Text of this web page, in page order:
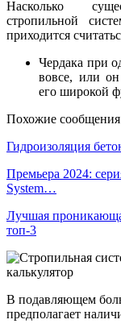
Насколько
стропильной
приходится
Чердака при
вовсе, или он
его широкой
Похожие сообщения
Гидроизоляция
Премьера 2024:
System…
Лучшая
топ-3
В подавляющем
предполагает